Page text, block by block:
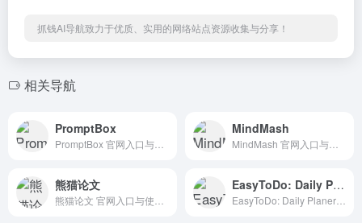
抓钱AI导航致力于优质、实用的网络站点资源收集与分享！
相关导航
PromptBox MindMash
熊猫论文 EasyToDo: Daily Planer